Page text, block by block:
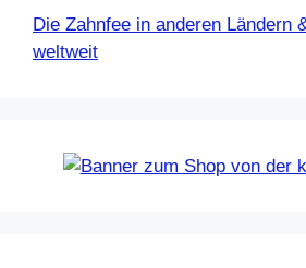
Die Zahnfee in anderen Ländern
weltweit